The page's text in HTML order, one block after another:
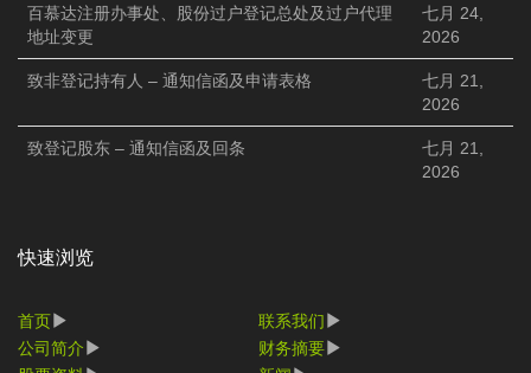
百慕达注册办事处、股份过户登记总处及过户代理
地址变更
七月 24,
2026
致非登记持有人 – 通知信函及申请表格
七月 21,
2026
致登记股东 – 通知信函及回条
七月 21,
2026
快速浏览
首页
联系我们
公司简介
财务摘要